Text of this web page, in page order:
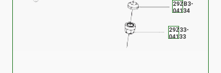
29ZB3-
04134
29Z33-
04133